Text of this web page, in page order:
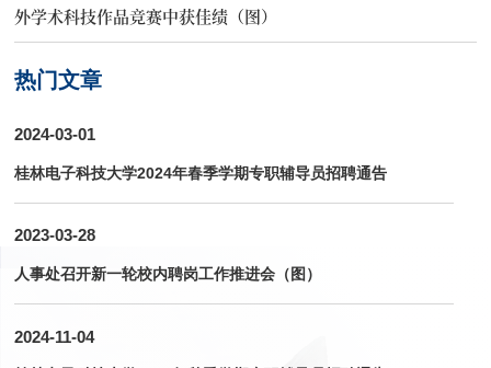
外学术科技作品竞赛中获佳绩（图）
热门文章
2024-03-01
桂林电子科技大学2024年春季学期专职辅导员招聘通告
2023-03-28
人事处召开新一轮校内聘岗工作推进会（图）
2024-11-04